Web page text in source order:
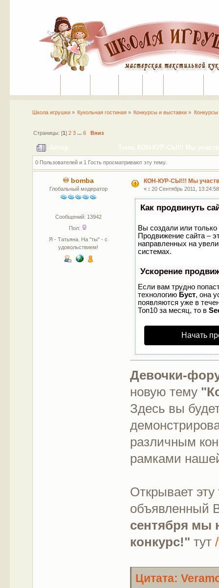
Школа игрушки» Кукольная гостиная » Конкурсы и выставки » Конкурсы
Страницы: [1 ] 2 3 ... 6 Вниз
Автор Тема: КОН-КУР-СЫ!!! Мы
0 Пользователей и 1 Гость просматривают эту тему.
bomba
Глобальный модератор
Сообщений: 13942
Пол:
Я - Татьяна. На "ты" - с
удовольствием!
КОН-КУР-СЫ!!! Мы
« : 20 Сентябрь 2011,
Как продвинуть
Вы создали или только
Продвижение сайта –
направленных на
системах.
Ускорение
Если вам трудно
технологию Буст, она
появляются уже в
Топ10 за месяц, то в
Начать
Девочки-
новую тему
Здесь вы
различным
рамками
Открывает
объявленный
сентября мы
конкурс!" тут
Цитата: